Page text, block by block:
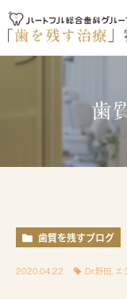
歯
歯質を残すブログ
2020.04.22 Dr.野田 エ